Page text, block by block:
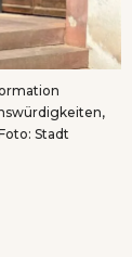
Stadt